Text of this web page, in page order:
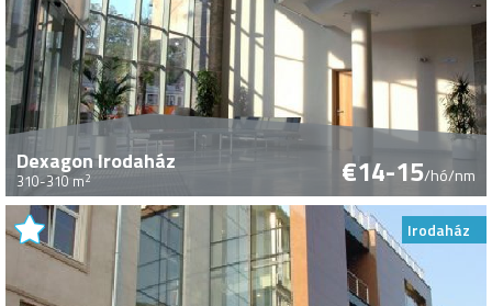
Dexagon Irodaház
310-310 m2 €14-15/hó/nm
Irodaház